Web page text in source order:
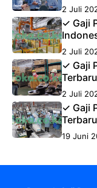
2 Juli
✓ Gaji
2 Juli
✓ Gaji
2 Juli
✓ Gaji
19 Juni